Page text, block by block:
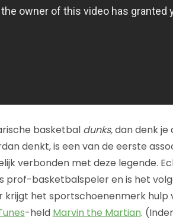
basketbal dunks,dan denk je
denkt, is een van de eerste
verbonden met deze legende.
prof-basketbalspeler en is het
krijgt het sportschoenenmerk hulp
-held Marvin the Martian.